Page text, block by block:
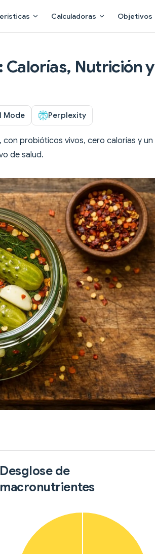
Calculadoras Objetivos
Calorías, Nutrición y
Mode Perplexity
probióticos vivos, cero calorías y un
de salud.
Desglose de
macronutrientes